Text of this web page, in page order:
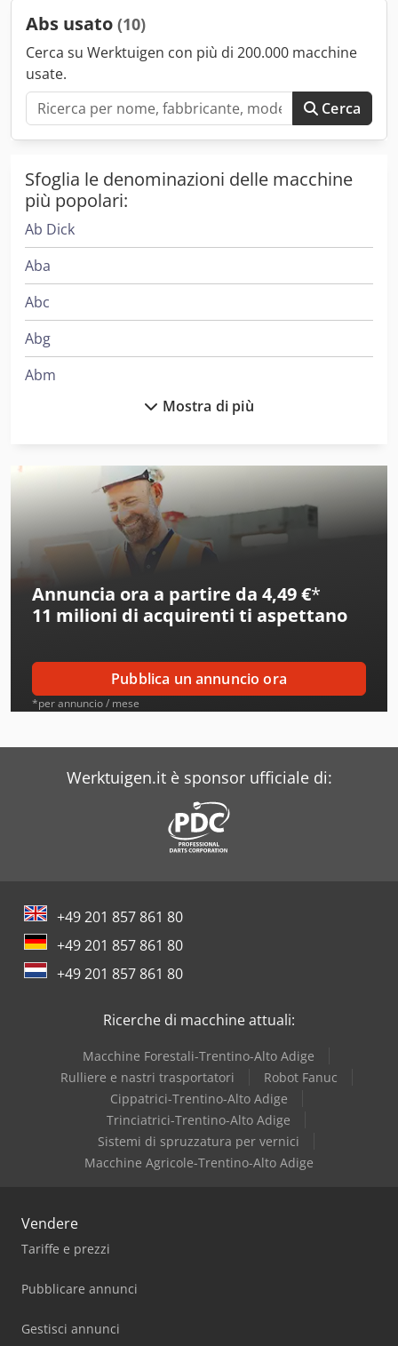
Abs usato (10)
Cerca su Werktuigen con più di 200.000 macchine
usate.
Cerca
Sfoglia le denominazioni delle macchine
più popolari:
Ab Dick
Aba
Abc
Abg
Abm
Accu-Sort Systems
Alberti
Ams
Amt
Beka-Mak
Bianco
Mostra di più
Annuncia ora a partire da 4,49 €*
11 milioni di acquirenti ti aspettano
Pubblica un annuncio ora
*per annuncio / mese
Werktuigen.it è sponsor ufficiale di:
+49 201 857 861 80
+49 201 857 861 80
+49 201 857 861 80
Ricerche di macchine attuali:
Macchine Forestali-Trentino-Alto Adige
Rulliere e nastri trasportatori
Robot Fanuc
Cippatrici-Trentino-Alto Adige
Trinciatrici-Trentino-Alto Adige
Sistemi di spruzzatura per vernici
Macchine Agricole-Trentino-Alto Adige
Vendere
Tariffe e prezzi
Pubblicare annunci
Gestisci annunci